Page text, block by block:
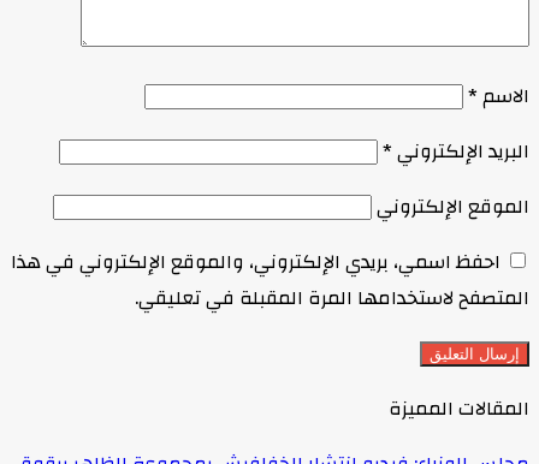
الاسم*
البريد الإلكتروني*
الموقع الإلكتروني
احفظ اسمي، بريدي الإلكتروني، والموقع الإلكتروني في هذا
المتصفح لاستخدامها المرة المقبلة في تعليقي.
المقالات المميزة